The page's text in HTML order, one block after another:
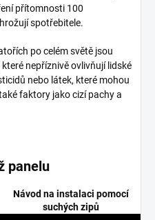
přítomnosti 100
spotřebitele.
po celém světě jsou
nepříznivě ovlivňují lidské
nebo látek, které mohou
faktory jako cizí pachy a
panelu
Návod na instalaci pomocí
suchých zipů